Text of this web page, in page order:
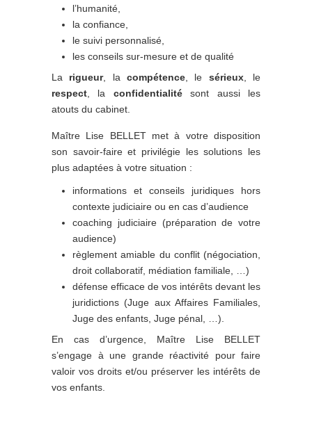
l’humanité,
la confiance,
le suivi personnalisé,
les conseils sur-mesure et de qualité
La rigueur, lacompétence , le sérieux, le
respect , la confidentialitésont aussi les
atouts du cabinet.
Maître Lise BELLET met à votre disposition
son savoir-faire et privilégie les solutions les
plus adaptées à votre situation :
informations et conseils juridiques hors
contexte judiciaire ou en cas d’audience
coaching judiciaire (préparation de votre
audience)
règlement amiable du conflit (négociation,
droit collaboratif, médiation familiale, …)
défense efficace de vos intérêts devant les
juridictions (Juge aux Affaires Familiales,
Juge des enfants, Juge pénal, …).
En cas d’urgence, Maître Lise BELLET
s’engage à une grande réactivité pour faire
valoir vos droits et/ou préserver les intérêts de
vos enfants.